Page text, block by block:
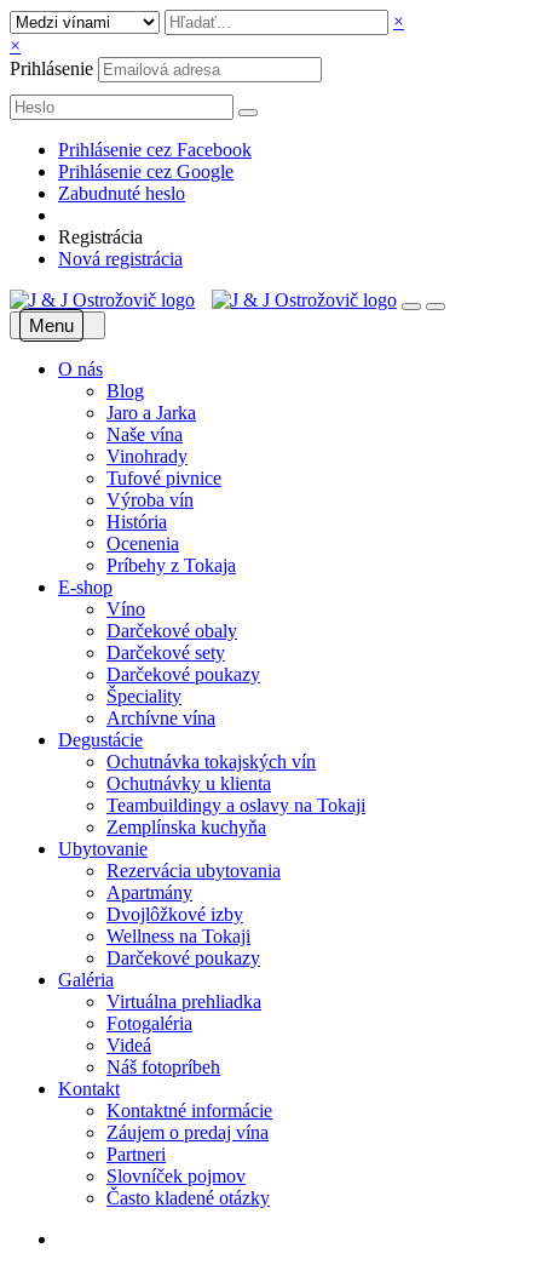
×
×
Prihlásenie
Prihlásenie cez Facebook
Prihlásenie cez Google
Zabudnuté heslo
Registrácia
Nová registrácia
Menu
O nás
Blog
Jaro a Jarka
Naše vína
Vinohrady
Tufové pivnice
Výroba vín
História
Ocenenia
Príbehy z Tokaja
E-shop
Víno
Darčekové obaly
Darčekové sety
Darčekové poukazy
Špeciality
Archívne vína
Degustácie
Ochutnávka tokajských vín
Ochutnávky u klienta
Teambuildingy a oslavy na Tokaji
Zemplínska kuchyňa
Ubytovanie
Rezervácia ubytovania
Apartmány
Dvojlôžkové izby
Wellness na Tokaji
Darčekové poukazy
Galéria
Virtuálna prehliadka
Fotogaléria
Videá
Náš fotopríbeh
Kontakt
Kontaktné informácie
Záujem o predaj vína
Partneri
Slovníček pojmov
Často kladené otázky